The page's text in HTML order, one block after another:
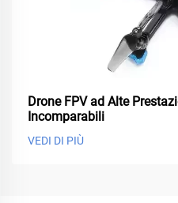
Drone FPV ad Alte
Incomparabili
VEDI DI PIÙ